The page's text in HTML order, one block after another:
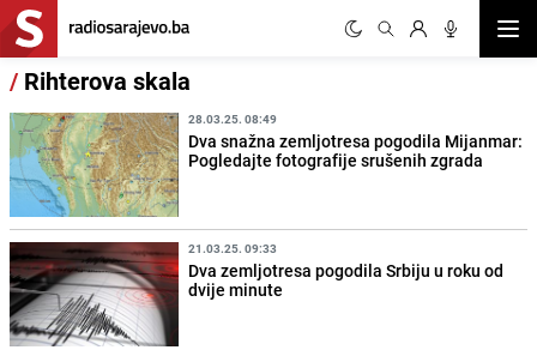
/ Rihterova skala
28.03.25. 08:49
Dva snažna zemljotresa pogodila Mijanmar:
Pogledajte fotografije srušenih zgrada
21.03.25. 09:33
Dva zemljotresa pogodila Srbiju u roku od
dvije minute